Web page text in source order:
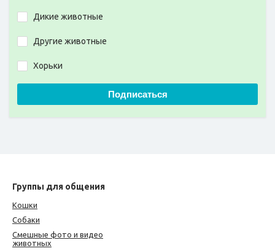
Дикие животные
Другие животные
Хорьки
Подписаться
Группы для общения
Кошки
Собаки
Смешные фото и видео
животных